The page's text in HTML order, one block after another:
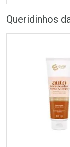
Queridinhos